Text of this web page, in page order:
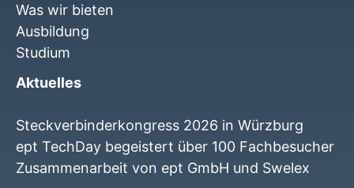
Was wir bieten
Ausbildung
Studium
Aktuelles
Steckverbinderkongress 2026 in Würzburg
ept TechDay begeistert über 100 Fachbesucher
Zusammenarbeit von ept GmbH und Swelex